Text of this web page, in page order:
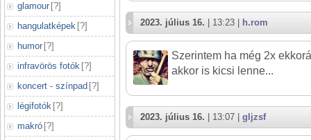
glamour [?]
hangulatképek [?]
humor [?]
infravörös fotók [?]
koncert - színpad [?]
légifotók [?]
makró [?]
2023. július 16. | 13:23 | h.rom
Szerintem ha még 2x
akkor is kicsi lenne...
2023. július 16. | 13:07 | gljzsf